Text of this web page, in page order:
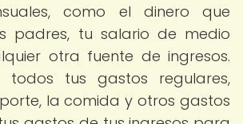
como el dinero que
padres, tu salario de medio
otra fuente de ingresos.
todos tus gastos regulares,
la comida y otros gastos